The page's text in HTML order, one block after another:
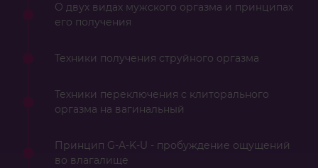
О двух видах мужского оргазма и принципах
его получения
Техники получения струйного оргазма
Техники переключения с клиторального
оргазма на вагинальный
Принцип G-A-K-U - пробуждение ощущений
во влагалище